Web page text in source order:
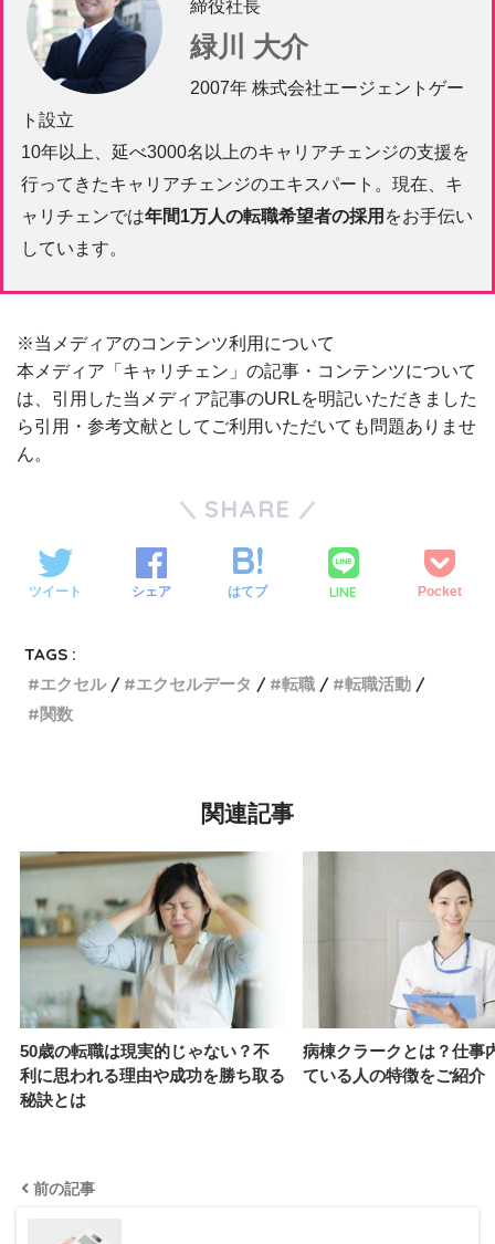
締役社長
緑川 大介
2007年 株式会社エージェントゲー
ト設立
10年以上、延べ3000名以上のキャリアチェンジの支援を
行ってきたキャリアチェンジのエキスパート。現在、キ
ャリチェンでは年間1万人の転職希望者の採用 をお手伝い
しています。
※当メディアのコンテンツ利用について
本メディア「キャリチェン」の記事・コンテンツについて
は、引用した当メディア記事のURLを明記いただきました
ら引用・参考文献としてご利用いただいても問題ありませ
ん。
SHARE
ツイート シェア はてブ LINE Pocket
TAGS :
エクセル
エクセルデータ 転職
転職活動
関数
関連記事
50歳の転職は現実的じゃない？不
利に思われる理由や成功を勝ち取る
秘訣とは
病棟クラークとは？仕事
ている人の特徴をご紹介
前の記事